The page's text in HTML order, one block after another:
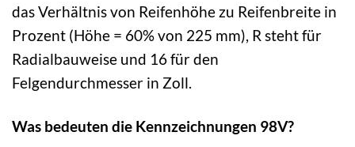
das Verhältnis von Reifenhöhe zu Reifenbreite in
Prozent (Höhe = 60% von 225 mm), R steht für
Radialbauweise und 16 für den
Felgendurchmesser in Zoll.
Was bedeuten die Kennzeichnungen 98V?